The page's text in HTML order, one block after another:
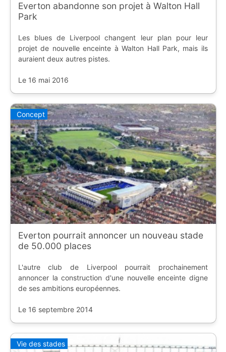
Everton abandonne son projet à Walton Hall
Park
Les blues de Liverpool changent leur plan pour leur
projet de nouvelle enceinte à Walton Hall Park, mais ils
auraient deux autres pistes.
Le 16 mai 2016
Concept
Everton pourrait annoncer un nouveau stade
de 50.000 places
L'autre club de Liverpool pourrait prochainement
annoncer la construction d'une nouvelle enceinte digne
de ses ambitions européennes.
Le 16 septembre 2014
Vie des stades